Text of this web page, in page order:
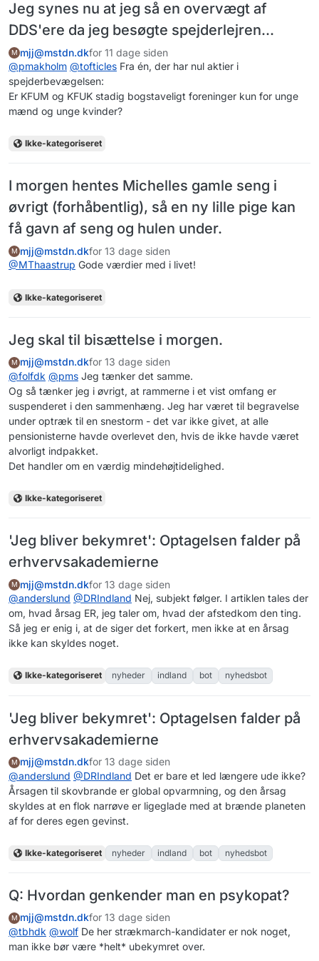
Jeg synes nu at jeg så en overvægt af
DDS'ere da jeg besøgte spejderlejren...
M mjj@mstdn.dkfor 11 dage siden
@pmakholm @tofticles Fra én, der har nul aktier i
spejderbevægelsen:
Er KFUM og KFUK stadig bogstaveligt foreninger kun for unge
mænd og unge kvinder?
Ikke-kategoriseret
I morgen hentes Michelles gamle seng i
øvrigt (forhåbentlig), så en ny lille pige kan
få gavn af seng og hulen under.
M mjj@mstdn.dkfor 13 dage siden
@MThaastrup Gode værdier med i livet!
Ikke-kategoriseret
Jeg skal til bisættelse i morgen.
M mjj@mstdn.dkfor 13 dage siden
@folfdk @pms Jeg tænker det samme.
Og så tænker jeg i øvrigt, at rammerne i et vist omfang er
suspenderet i den sammenhæng. Jeg har været til begravelse
under optræk til en snestorm - det var ikke givet, at alle
pensionisterne havde overlevet den, hvis de ikke havde været
alvorligt indpakket.
Det handler om en værdig mindehøjtidelighed.
Ikke-kategoriseret
'Jeg bliver bekymret': Optagelsen falder på
erhvervsakademierne
M mjj@mstdn.dkfor 13 dage siden
@anderslund @DRIndland Nej, subjekt følger. I artiklen tales der
om, hvad årsag ER, jeg taler om, hvad der afstedkom den ting.
Så jeg er enig i, at de siger det forkert, men ikke at en årsag
ikke kan skyldes noget.
Ikke-kategoriseret nyheder indland bot nyhedsbot
'Jeg bliver bekymret': Optagelsen falder på
erhvervsakademierne
M mjj@mstdn.dkfor 13 dage siden
@anderslund @DRIndland Det er bare et led længere ude ikke?
Årsagen til skovbrande er global opvarmning, og den årsag
skyldes at en flok narrøve er ligeglade med at brænde planeten
af for deres egen gevinst.
Ikke-kategoriseret nyheder indland bot nyhedsbot
Q: Hvordan genkender man en psykopat?
M mjj@mstdn.dkfor 13 dage siden
@tbhdk @wolf De her strækmarch-kandidater er nok noget,
man ikke bør være *helt* ubekymret over.